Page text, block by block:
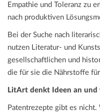
Empathie und Toleranz zu
nach produktiven
Bei der Suche nach
nutzen Literatur- und
gesellschaftlichen und
die für sie die Nährstoffe
LitArt denkt Ideen an
Patentrezepte gibt es